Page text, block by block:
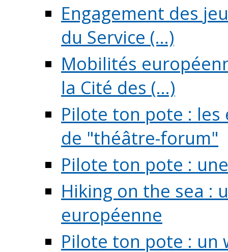
Engagement des
du Service (...)
Mobilités
la Cité des (...)
Pilote ton pote :
de "théâtre-forum"
Pilote ton pote :
Hiking on the sea :
européenne
Pilote ton pote : un